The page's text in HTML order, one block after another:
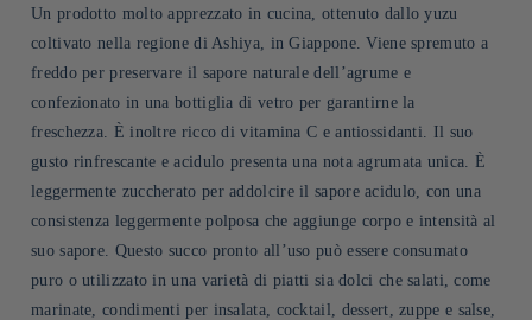
Un prodotto molto apprezzato in cucina, ottenuto dallo yuzu
coltivato nella regione di Ashiya, in Giappone. Viene spremuto a
freddo per preservare il sapore naturale dell’agrume e
confezionato in una bottiglia di vetro per garantirne la
freschezza. È inoltre ricco di vitamina C e antiossidanti. Il suo
gusto rinfrescante e acidulo presenta una nota agrumata unica. È
leggermente zuccherato per addolcire il sapore acidulo, con una
consistenza leggermente polposa che aggiunge corpo e intensità al
suo sapore. Questo succo pronto all’uso può essere consumato
puro o utilizzato in una varietà di piatti sia dolci che salati, come
marinate, condimenti per insalata, cocktail, dessert, zuppe e salse,